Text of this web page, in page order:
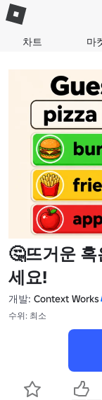
차트 마
🤔뜨거운
세요!
개발: Context Works
수위: 최소